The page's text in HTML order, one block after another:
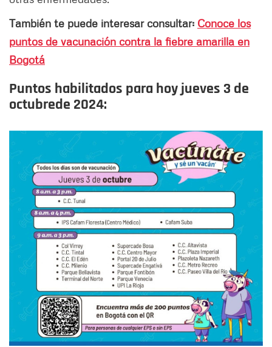
También te puede interesar consultar: Conoce los
puntos de vacunación contra la fiebre amarilla en
Bogotá
Puntos habilitados para hoyjueves 3 de
octubrede 2024: